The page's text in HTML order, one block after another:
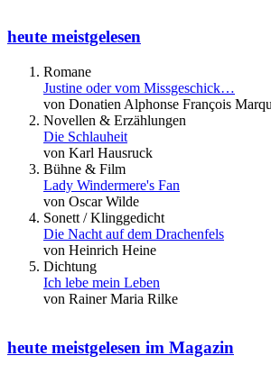
heute meistgelesen
Romane
Justine oder vom Missgeschick…
von Donatien Alphonse François
Novellen & Erzählungen
Die Schlauheit
von Karl Hausruck
Bühne & Film
Lady Windermere's Fan
von Oscar Wilde
Sonett / Klinggedicht
Die Nacht auf dem Drachenfels
von Heinrich Heine
Dichtung
Ich lebe mein Leben
von Rainer Maria Rilke
heute meistgelesen im Magazin